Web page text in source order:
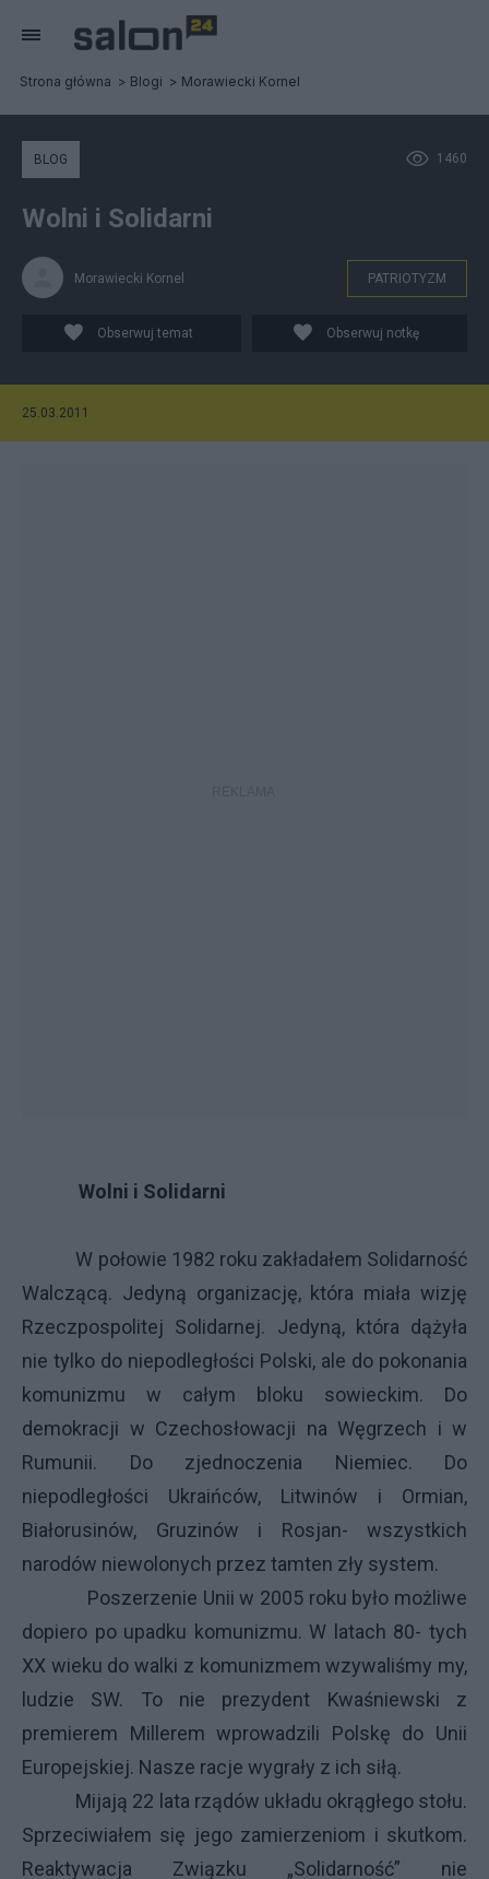
Strona główna Blogi Morawiecki Kornel
1460
BLOG
Wolni i Solidarni
Morawiecki Kornel PATRIOTYZM
Obserwuj temat Obserwuj notkę
25.03.2011
Wolni i Solidarni
W połowie 1982 roku zakładałem Solidarność
Walczącą. Jedyną organizację, która miała wizję
Rzeczpospolitej Solidarnej. Jedyną, która dążyła
nie tylko do niepodległości Polski, ale do pokonania
komunizmu w całym bloku sowieckim. Do
demokracji w Czechosłowacji na Węgrzech i w
Rumunii. Do zjednoczenia Niemiec. Do
niepodległości Ukraińców, Litwinów i Ormian,
Białorusinów, Gruzinów i Rosjan- wszystkich
narodów niewolonych przez tamten zły system.
Poszerzenie Unii w 2005 roku było możliwe
dopiero po upadku komunizmu. W latach 80- tych
XX wieku do walki z komunizmem wzywaliśmy my,
ludzie SW. To nie prezydent Kwaśniewski z
premierem Millerem wprowadzili Polskę do Unii
Europejskiej. Nasze racje wygrały z ich siłą.
Mijają 22 lata rządów układu okrągłego stołu.
Sprzeciwiałem się jego zamierzeniom i skutkom.
Reaktywacja Związku „Solidarność” nie